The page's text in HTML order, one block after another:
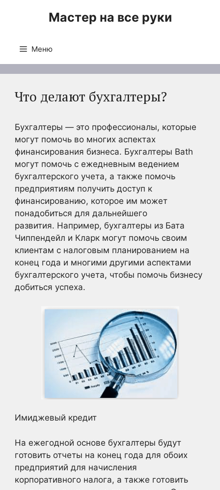
Мастер на все руки
Меню
Что делают бухгалтеры?
Бухгалтеры — это профессионалы, которые
могут помочь во многих аспектах
финансирования бизнеса. Бухгалтеры Bath
могут помочь с ежедневным ведением
бухгалтерского учета, а также помочь
предприятиям получить доступ к
финансированию, которое им может
понадобиться для дальнейшего
развития. Например, бухгалтеры из Бата
Чиппендейл и Кларк могут помочь своим
клиентам с налоговым планированием на
конец года и многими другими аспектами
бухгалтерского учета, чтобы помочь бизнесу
добиться успеха.
Имиджевый кредит
На ежегодной основе бухгалтеры будут
готовить отчеты на конец года для обоих
предприятий для начисления
корпоративного налога, а также готовить